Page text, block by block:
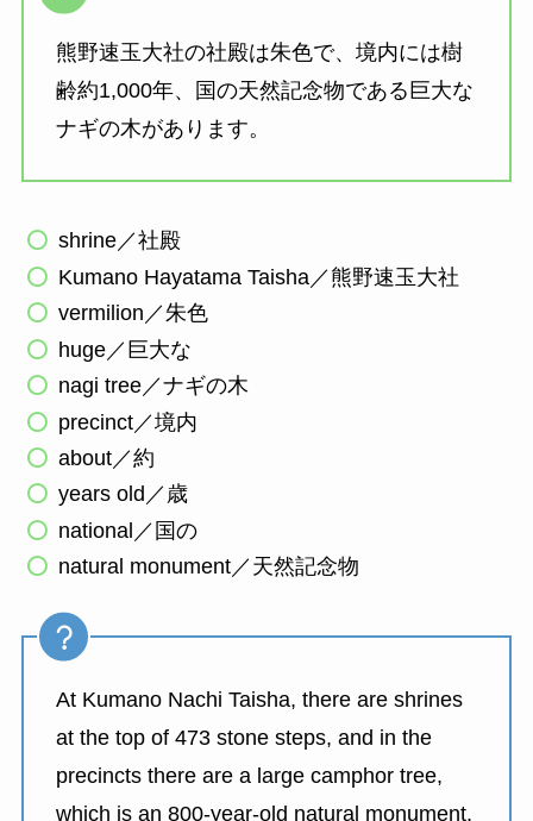
熊野速玉大社の社殿は朱色で、境内には樹
齢約1,000年、国の天然記念物である巨大な
ナギの木があります。
shrine／社殿
Kumano Hayatama Taisha／熊野速玉大社
vermilion／朱色
huge／巨大な
nagi tree／ナギの木
precinct／境内
about／約
years old／歳
national／国の
natural monument／天然記念物
At Kumano Nachi Taisha, there are shrines
at the top of 473 stone steps, and in the
precincts there are a large camphor tree,
which is an 800-year-old natural monument,